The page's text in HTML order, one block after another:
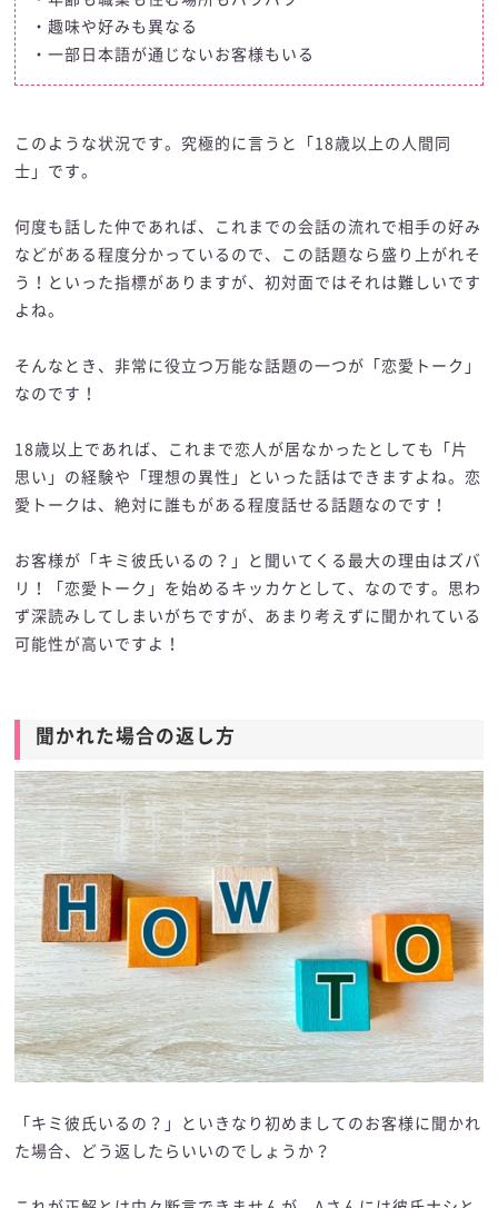
・趣味や好みも異なる
・一部日本語が通じないお客様もいる
このような状況です。究極的に言うと「18歳以上の人間同
士」です。
何度も話した仲であれば、これまでの会話の流れで相手の好み
などがある程度分かっているので、この話題なら盛り上がれそ
う！といった指標がありますが、初対面ではそれは難しいです
よね。
そんなとき、非常に役立つ万能な話題の一つが「恋愛トーク」
なのです！
18歳以上であれば、これまで恋人が居なかったとしても「片
思い」の経験や「理想の異性」といった話はできますよね。恋
愛トークは、絶対に誰もがある程度話せる話題なのです！
お客様が「キミ彼氏いるの？」と聞いてくる最大の理由はズバ
リ！「恋愛トーク」を始めるキッカケとして、なのです。思わ
ず深読みしてしまいがちですが、あまり考えずに聞かれている
可能性が高いですよ！
聞かれた場合の返し方
「キミ彼氏いるの？」といきなり初めましてのお客様に聞かれ
た場合、どう返したらいいのでしょうか？